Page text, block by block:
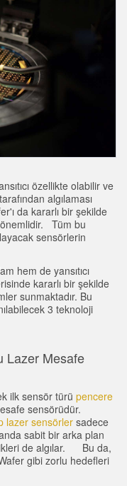
Sensörleri
özellikte olabilir ve
algılaması
da kararlı bir şekilde
önemlidir. Tüm bu
sensörlerin
hem de yansıtıcı
kararlı bir şekilde
sunmaktadır. Bu
3 teknoloji
Lazer Mesafe
ilk sensör türü pencere
sensörüdür.
lazer sensörler sadece
sabit bir arka plan
de algılar. Bu da,
gibi zorlu hedefleri